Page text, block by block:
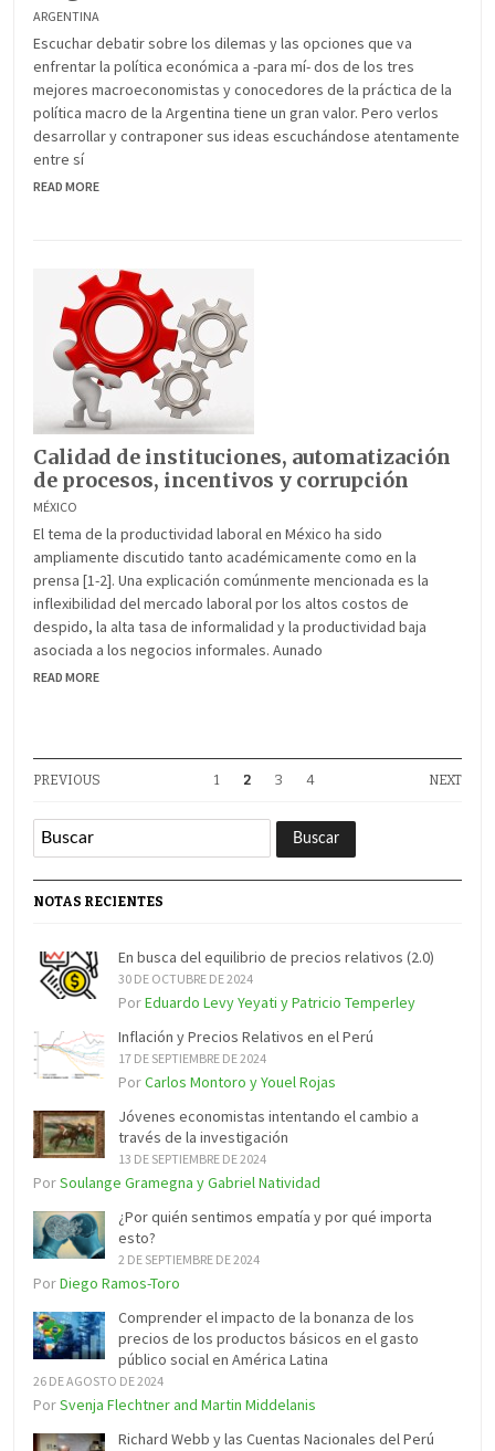
ARGENTINA
Escuchar debatir sobre los dilemas y las opciones que va
enfrentar la política económica a -para mí- dos de los tres
mejores macroeconomistas y conocedores de la práctica de la
política macro de la Argentina tiene un gran valor. Pero verlos
desarrollar y contraponer sus ideas escuchándose atentamente
entre sí
READ MORE
Calidad de instituciones, automatización
de procesos, incentivos y corrupción
MÉXICO
El tema de la productividad laboral en México ha sido
ampliamente discutido tanto académicamente como en la
prensa [1-2]. Una explicación comúnmente mencionada es la
inflexibilidad del mercado laboral por los altos costos de
despido, la alta tasa de informalidad y la productividad baja
asociada a los negocios informales. Aunado
READ MORE
PREVIOUS 1 2 3 4 NEXT
NOTAS RECIENTES
En busca del equilibrio de precios relativos (2.0)
30 DE OCTUBRE DE 2024
PorEduardo Levy Yeyati y Patricio Temperley
Inflación y Precios Relativos en el Perú
17 DE SEPTIEMBRE DE 2024
PorCarlos Montoro y Youel Rojas
Jóvenes economistas intentando el cambio a
través de la investigación
13 DE SEPTIEMBRE DE 2024
PorSoulange Gramegna y Gabriel Natividad
¿Por quién sentimos empatía y por qué importa
esto?
2 DE SEPTIEMBRE DE 2024
PorDiego Ramos-Toro
Comprender el impacto de la bonanza de los
precios de los productos básicos en el gasto
público social en América Latina
26 DE AGOSTO DE 2024
PorSvenja Flechtner and Martin Middelanis
Richard Webb y las Cuentas Nacionales del Perú